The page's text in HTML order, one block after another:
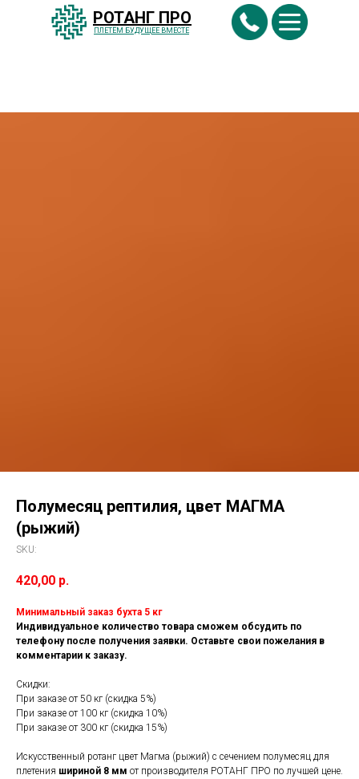
РОТАНГ ПРО
ПЛЕТËМ БУДУЩЕЕ ВМЕСТЕ
Полумесяц рептилия, цвет МАГМА
(рыжий)
SKU:
420,00 р.
Минимальный заказ бухта 5 кг
Индивидуальное количество товара сможем обсудить по
телефону после получения заявки. Оставьте свои пожелания в
комментарии к заказу.
Скидки:
При заказе от 50 кг (скидка 5%)
При заказе от 100 кг (скидка 10%)
При заказе от 300 кг (скидка 15%)
Искусственный ротанг цвет Магма (рыжий) с сечением полумесяц для
плетения шириной 8 мм от производителя РОТАНГ ПРО по лучшей цене.